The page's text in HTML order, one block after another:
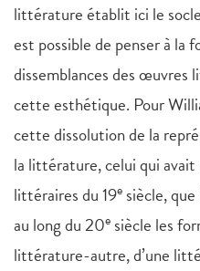
littérature établit ici le
est possible de penser à la
dissemblances des œuvres
cette esthétique. Pour
cette dissolution de la
la littérature, celui qui
littéraires du 19e siècle,
au long du 20e siècle les
littérature-autre, d’une